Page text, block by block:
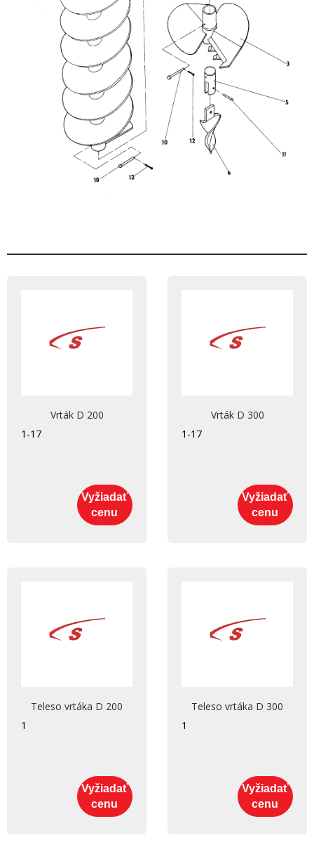
Vrták D 200
1-17
Vyžiadať
cenu
Vrták D 300
1-17
Vyžiadať
cenu
Teleso vrtáka D 200
1
Vyžiadať
cenu
Teleso vrtáka D 300
1
Vyžiadať
cenu